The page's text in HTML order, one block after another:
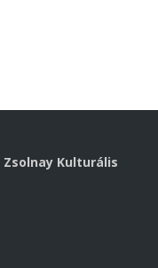
Zsolnay Kulturális